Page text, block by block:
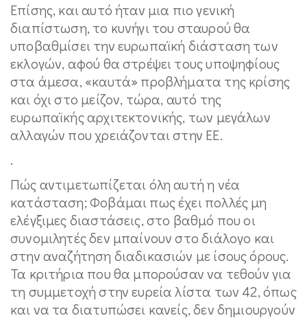
Επίσης, και αυτό ήταν μια πιο γενική
διαπίστωση, το κυνήγι του σταυρού θα
υποβαθμίσει την ευρωπαϊκή διάσταση των
εκλογών, αφού θα στρέψει τους υποψηφίους
στα άμεσα, «καυτά» προβλήματα της κρίσης
και όχι στο μείζον, τώρα, αυτό της
ευρωπαϊκής αρχιτεκτονικής, των μεγάλων
αλλαγών που χρειάζονται στην ΕΕ.
.
Πώς αντιμετωπίζεται όλη αυτή η νέα
κατάσταση; Φοβάμαι πως έχει πολλές μη
ελέγξιμες διαστάσεις, στο βαθμό που οι
συνομιλητές δεν μπαίνουν στο διάλογο και
στην αναζήτηση διαδικασιών με ίσους όρους.
Τα κριτήρια που θα μπορούσαν να τεθούν για
τη συμμετοχή στην ευρεία λίστα των 42, όπως
και να τα διατυπώσει κανείς, δεν δημιουργούν